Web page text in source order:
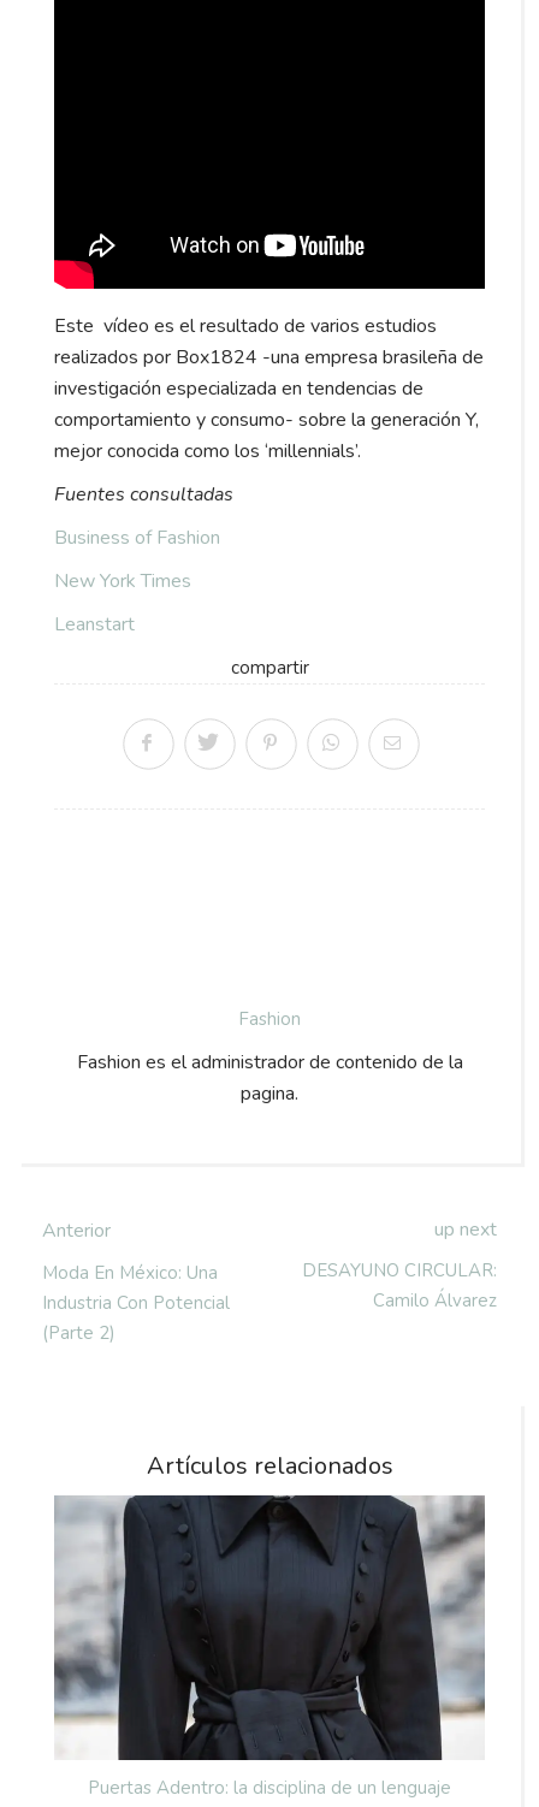
Este vídeo es el resultado de varios estudios
realizados por Box1824 -una empresa brasileña de
investigación especializada en tendencias de
comportamiento y consumo- sobre la generación Y,
mejor conocida como los ‘millennials’.
Fuentes consultadas
Business of Fashion
New York Times
Leanstart
compartir
Fashion
Fashion es el administrador de contenido de la
pagina.
Anterior
Moda En México: Una
Industria Con Potencial
(parte 2)
up next
DESAYUNO CIRCULAR:
Camilo Álvarez
Artículos relacionados
Puertas Adentro: la disciplina de un lenguaje